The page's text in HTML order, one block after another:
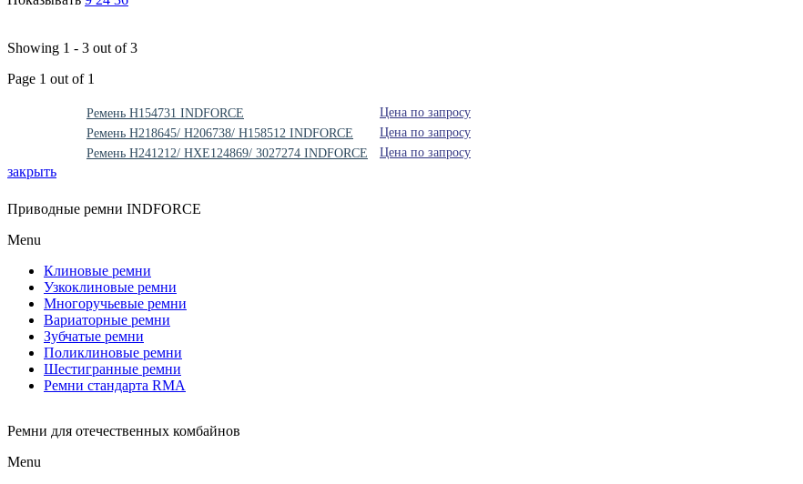
Showing 1 - 3 out of 3
Page 1 out of 1
Ремень H154731 INDFORCE
Цена по запросу
Ремень H218645/ H206738/ H158512 INDFORCE
Цена по запросу
Ремень H241212/ HXE124869/ 3027274 INDFORCE
Цена по запросу
закрыть
Приводные ремни INDFORCE
Menu
Клиновые ремни
Узкоклиновые ремни
Многоручьевые ремни
Вариаторные ремни
Зубчатые ремни
Поликлиновые ремни
Шестигранные ремни
Ремни стандарта RMA
Ремни для отечественных комбайнов
Menu